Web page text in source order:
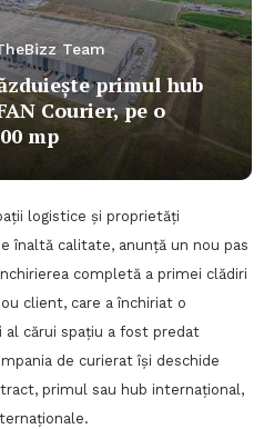
Team
primul hub
Courier, pe o
mp
logistice și proprietăți
înaltă calitate, anunță un nou pas
completă a primei clădiri
client, care a închiriat o
al cărui spațiu a fost predat
de curierat își deschide
primul sau hub internațional,